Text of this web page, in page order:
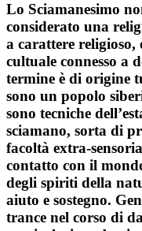
Lo Sciamanesimo
considerato una
a carattere religioso,
cultuale connesso a
termine è di origine
sono un popolo
sono tecniche
sciamano, sorta di
facoltà extra-
contatto con il
degli spiriti della
aiuto e sostegno.
trance nel corso di